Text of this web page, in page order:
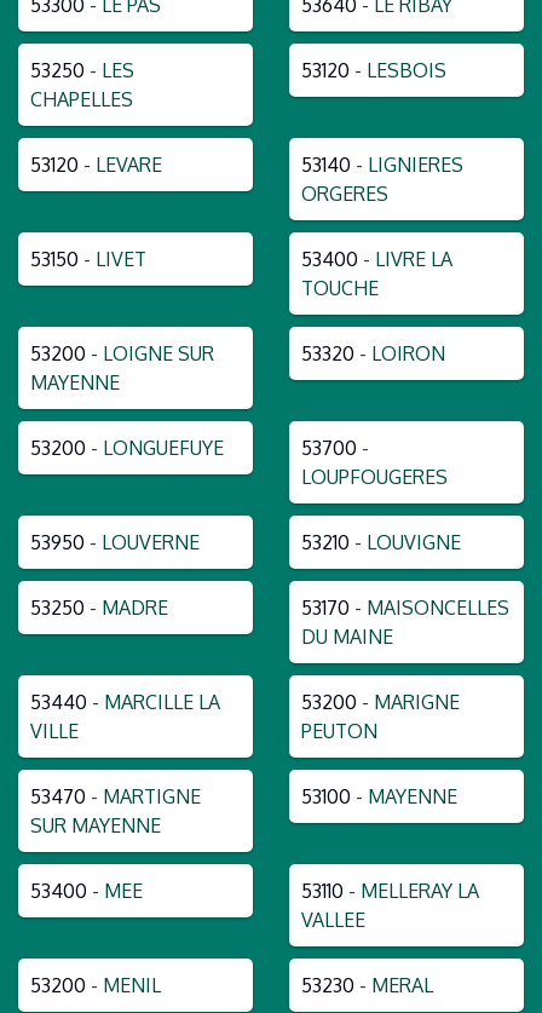
53250 - LES
CHAPELLES
53120 - LESBOIS
53120 - LEVARE 53140 - LIGNIERES
ORGERES
53150 - LIVET 53400 - LIVRE LA
TOUCHE
53200 - LOIGNE SUR
MAYENNE
53320 - LOIRON
53200 - LONGUEFUYE 53700 -
LOUPFOUGERES
53950 - LOUVERNE 53210 - LOUVIGNE
53250 - MADRE 53170 - MAISONCELLES
DU MAINE
53440 - MARCILLE LA
VILLE
53200 - MARIGNE
PEUTON
53470 - MARTIGNE
SUR MAYENNE
53100 - MAYENNE
53400 - MEE 53110 - MELLERAY LA
VALLEE
53200 - MENIL 53230 - MERAL